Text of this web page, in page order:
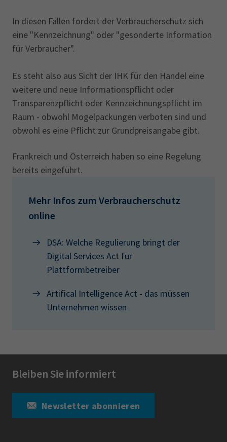
In diesen Fällen fordert der Verbraucherschutz sich
eine "Kennzeichnung" oder "gesonderte Information
für Verbraucher".
Es steht also aus Sicht der IHK für den Handel eine
weitere und neue Informationspflicht oder
Transparenzpflicht oder Kennzeichnungspflicht im
Raum - obwohl Mogelpackungen verboten sind und
obwohl es eine Pflicht zur Grundpreisangabe gibt.
Frankreich und Österreich haben so eine Regelung
bereits eingeführt.
Mehr Infos zum Verbraucherschutz
online
DSA: Welche Regulierung bringt der
Digital Services Act für
Plattformbetreiber
Artifical Intelligence Act - das müssen
Unternehmen wissen
Bleiben Sie informiert
Newsletter abonnieren